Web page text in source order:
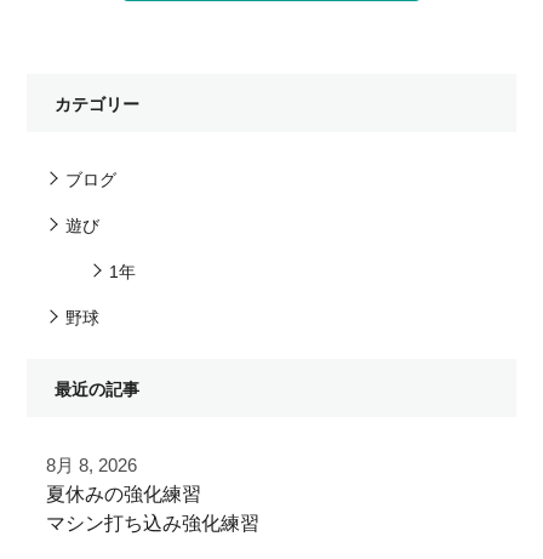
カテゴリー
ブログ
遊び
1年
野球
最近の記事
8月 8, 2026
夏休みの強化練習
マシン打ち込み強化練習